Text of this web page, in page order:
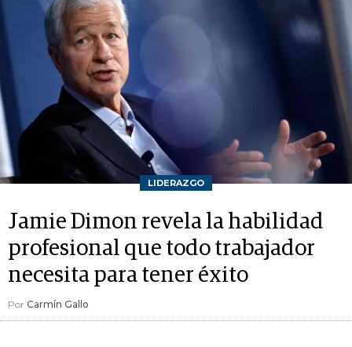
LIDERAZGO
Jamie Dimon revela la habilidad
profesional que todo trabajador
necesita para tener éxito
Por Carmín Gallo